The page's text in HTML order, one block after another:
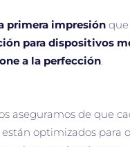
primera impresión
para dispositivos
a la perfección.
aseguramos de que
optimizados para